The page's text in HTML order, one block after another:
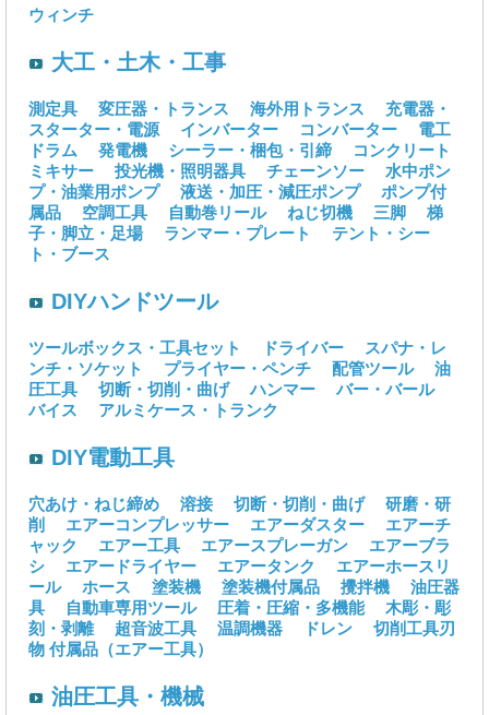
ウィンチ
大工・土木・工事
測定具 変圧器・トランス 海外用トランス
充電器・
スターター・電源
インバーター コンバーター
電工
ドラム
発電機 シーラー・梱包・引締
コンクリート
ミキサー
投光機・照明器具 チェーンソー
水中ポン
プ・油業用ポンプ
液送・加圧・減圧ポンプ
ポンプ付
属品
空調工具 自動巻リール ねじ切機 三脚
梯
子・脚立・足場
ランマー・プレート
テント・シー
ト・ブース
DIYハンドツール
ツールボックス・工具セット ドライバー
スパナ・レ
ンチ・ソケット
プライヤー・ペンチ 配管ツール
油
圧工具
切断・切削・曲げ ハンマー
バー・バール
バイス
アルミケース・トランク
DIY電動工具
穴あけ・ねじ締め 溶接 切断・切削・曲げ
研磨・研
削
エアーコンプレッサー エアーダスター
エアーチ
ャック
エアー工具 エアースプレーガン
エアーブラ
シ
エアードライヤー エアータンク
エアーホースリ
ール
ホース 塗装機 塗装機付属品 攪拌機
油圧器
具
自動車専用ツール 圧着・圧縮・多機能
木彫・彫
刻・剥離
超音波工具 温調機器 ドレン
切削工具刃
物 付属品（エアー工具）
油圧工具・機械